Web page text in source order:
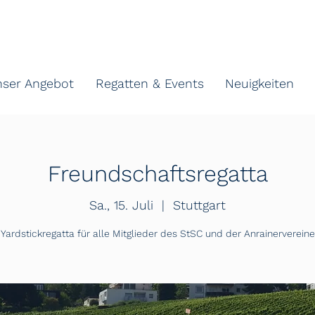
Angebot Regatten & Events Neuigkeiten
Freundschaftsregatta
Sa., 15. Juli
  |
Stuttgart
Yardstickregatta für alle Mitglieder des StSC und der Anrainervereine